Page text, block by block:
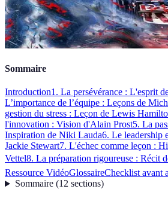
Sommaire
Introduction1. La persévérance : L'esprit
L’importance de l’équipe : Leçons de
gestion du stress : Leçon de Lewis
l'innovation : Vision d'Alain Prost5. La
Inspiration de Niki Lauda6. Le leadership
Jackie Stewart7. L'échec comme leçon :
Vettel8. La préparation rigoureuse : Récit
Ressource VidéoGlossaireChecklist avant
Sommaire(12 sections)